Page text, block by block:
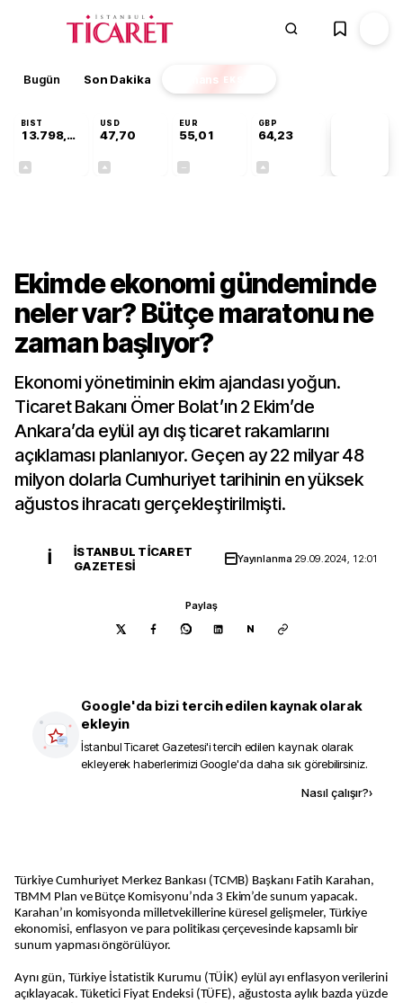
Bugün Son Dakika Finans EKSTRA
BIST
13.798,82
USD
47,70
EUR
55,01
GBP
64,23
Ekimde ekonomi gündeminde
neler var? Bütçe maratonu ne
zaman başlıyor?
Ekonomi yönetiminin ekim ajandası yoğun.
Ticaret Bakanı Ömer Bolat’ın 2 Ekim’de
Ankara’da eylül ayı dış ticaret rakamlarını
açıklaması planlanıyor. Geçen ay 22 milyar 48
milyon dolarla Cumhuriyet tarihinin en yüksek
ağustos ihracatı gerçekleştirilmişti.
İ
İSTANBUL TICARET
GAZETESI
Yayınlanma 29.09.2024, 12:01
Paylaş
N
Google'da bizi tercih edilen kaynak olarak
ekleyin
İstanbul Ticaret Gazetesi'i tercih edilen kaynak olarak
ekleyerek haberlerimizi Google'da daha sık görebilirsiniz.
Nasıl çalışır?›
Türkiye Cumhuriyet Merkez Bankası (TCMB) Başkanı Fatih Karahan,
TBMM Plan ve Bütçe Komisyonu’nda 3 Ekim’de sunum yapacak.
Karahan’ın komisyonda milletvekillerine küresel gelişmeler, Türkiye
ekonomisi, enflasyon ve para politikası çerçevesinde kapsamlı bir
sunum yapması öngörülüyor.
Aynı gün, Türkiye İstatistik Kurumu (TÜİK) eylül ayı enflasyon verilerini
açıklayacak. Tüketici Fiyat Endeksi (TÜFE), ağustosta aylık bazda yüzde